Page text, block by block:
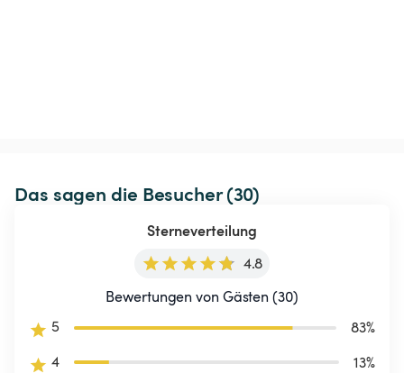
Das sagen die Besucher (30)
Sterneverteilung
4.8
Bewertungen von Gästen (30)
5
83%
4
13%